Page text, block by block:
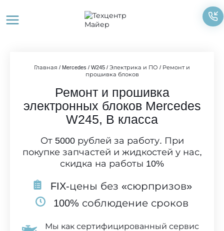
содержимому
Главная / Mercedes / W245 / Электрика и ПО / Ремонт и
прошивка блоков
Ремонт и прошивка
электронных блоков Mercedes
W245, B класса
От 5000 рублей за работу. При
покупке запчастей и жидкостей у нас,
скидка на работы 10%
FIX-цены без «сюрпризов»
100% соблюдение сроков
Мы как сертифицированный сервис